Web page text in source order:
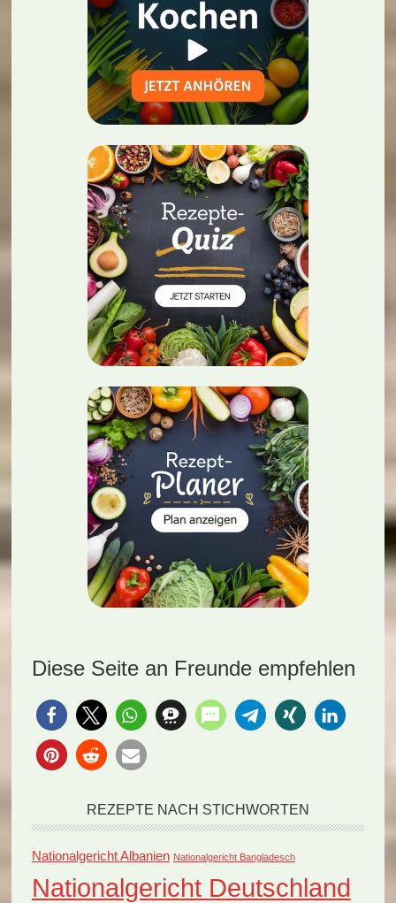
Diese Seite an Freunde empfehlen
REZEPTE NACH STICHWORTEN
Nationalgericht Albanien Nationalgericht Bangladesch
Nationalgericht Deutschland